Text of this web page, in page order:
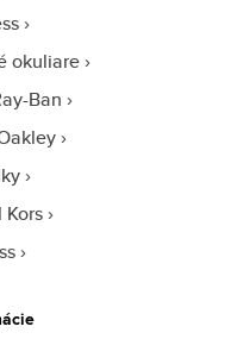
okuliare
Ban